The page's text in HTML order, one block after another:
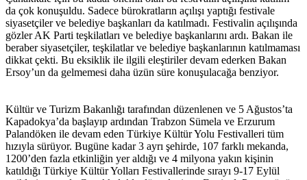
da çok konuşuldu. Sadece bürokratların açılışı yaptığı festivale
siyasetçiler ve belediye başkanları da katılmadı. Festivalin açılışında
gözler AK Parti teşkilatları ve belediye başkanlarını ardı. Bakan ile
beraber siyasetçiler, teşkilatlar ve belediye başkanlarının katılmaması
dikkat çekti. Bu eksiklik ile ilgili eleştiriler devam ederken Bakan
Ersoy’un da gelmemesi daha üzün süre konuşulacağa benziyor.
Kültür ve Turizm Bakanlığı tarafından düzenlenen ve 5 Ağustos’ta
Kapadokya’da başlayıp ardından Trabzon Sümela ve Erzurum
Palandöken ile devam eden Türkiye Kültür Yolu Festivalleri tüm
hızıyla sürüyor. Bugüne kadar 3 ayrı şehirde, 107 farklı mekanda,
1200’den fazla etkinliğin yer aldığı ve 4 milyona yakın kişinin
katıldığı Türkiye Kültür Yolları Festivallerinde sırayı 9-17 Eylül